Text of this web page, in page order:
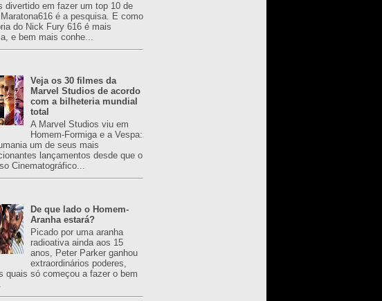
divertido em fazer um top 10 de
é a pesquisa. E como
do Nick Fury 616 é mais
e bem mais conhe...
Veja os 30 filmes da
Marvel Studios de acordo
com a bilheteria mundial
total
A Marvel Studios viu em
Homem-Formiga e a Vespa:
um de seus mais
lançamentos desde que o
Cinematográfico...
De que lado o Homem-
Aranha estará?
Picado por uma aranha
radioativa ainda aos 15
anos, Peter Parker ganhou
extraordinários poderes,
quais só começou a fazer o bem